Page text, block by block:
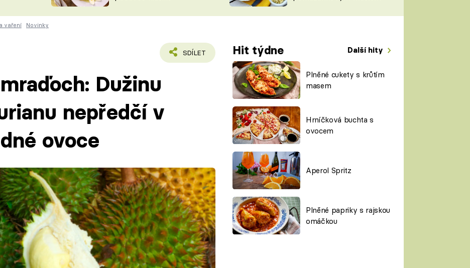
VYCHYTÁVKY
ŠÉFREDAKTORKY
ČASOPIS
vaření Novinky
SDÍLET Hit týdne Další hity
Plněné cukety s krůtím
masem
Hrníčková buchta s
ovocem
Aperol Spritz
Plněné papriky s rajskou
omáčkou
Dužinu
nepředčí v
ovoce